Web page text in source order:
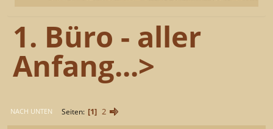
1. Büro - aller
Anfang...>
NACH UNTEN Seiten 1 2